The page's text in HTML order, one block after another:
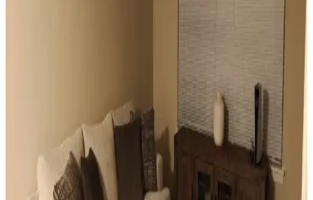
Mutfak Pencereleri İçin Estetik ve Fonksiyonel
Perde ile Jaluzi Seçenekleri
Mutfak pencereleri için perde ve jaluzi seçiminde mevcut pencere
durumu, kullanım alışkanlıkları ve dekorasyon tarzı önemlidir.
Roman storlar, bambu jaluziler ve dekoratif filmler estetik ve
fonksiyonel çözümler sunar.